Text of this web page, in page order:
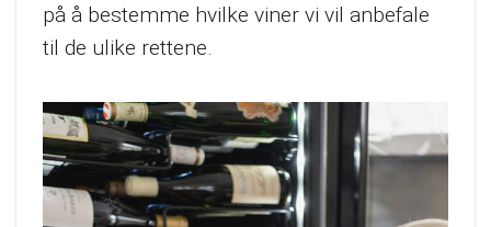
på å bestemme hvilke viner vi vil anbefale
til de ulike rettene.